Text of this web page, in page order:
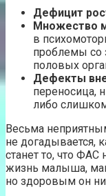
Дефицит
Множество
в
проблемы со
половых
Дефекты
переносица,
либо
Весьма
не догадывается,
станет то, что
жизнь малыша,
но здоровым он